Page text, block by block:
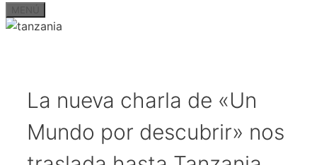
La nueva charla de «Un
Mundo por descubrir» nos